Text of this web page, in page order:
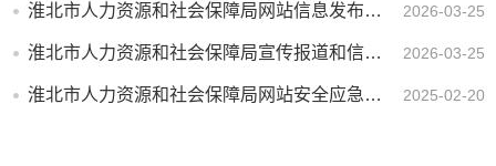
淮北市人力资源和社会保障局网站信息发布管理制度 2026-03-25
淮北市人力资源和社会保障局宣传报道和信息公开管理制度 2026-03-25
淮北市人力资源和社会保障局网站安全应急预案 2025-02-20